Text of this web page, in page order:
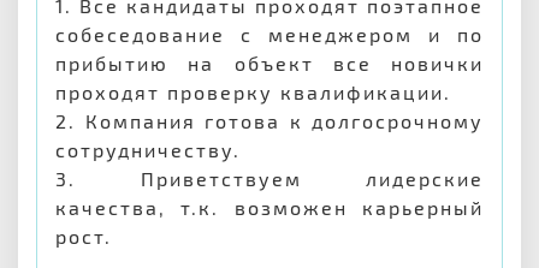
1. Все кандидаты проходят поэтапное
собеседование с менеджером и по
прибытию на объект все новички
проходят проверку квалификации.
2. Компания готова к долгосрочному
сотрудничеству.
3. Приветствуем лидерские
качества, т.к. возможен карьерный
рост.